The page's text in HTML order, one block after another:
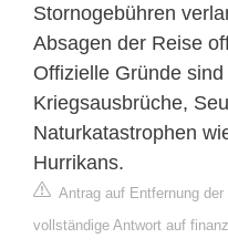
Stornogebühren
Absagen der Reise
Offizielle Gründe
Kriegsausbrüche,
Naturkatastrophen
Hurrikans.
Antrag auf Entfernung der
vollständige Antwort auf